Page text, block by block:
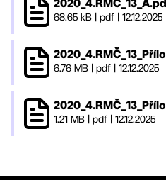
68.65 kB pdf 12.12.2025
6.76 MB pdf 12.12.2025
1.21 MB pdf 12.12.2025